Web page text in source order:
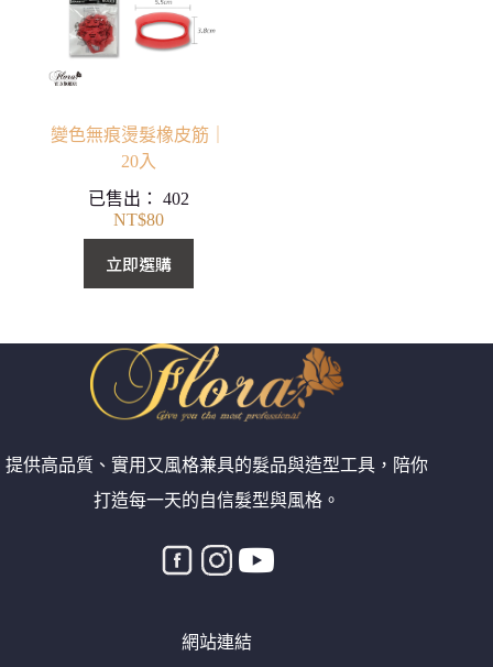
變色無痕燙髮橡皮筋｜
20入
已售出：402
NT$80
立即選購
提供高品質、實用又風格兼具的髮品與造型工具，陪你
打造每一天的自信髮型與風格。
網站連結